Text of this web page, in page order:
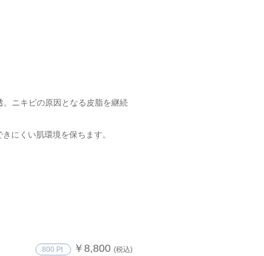
。ニキビの原因となる皮脂を継続
にくい肌環境を保ちます。
800 Pt ￥8,800 (税込)